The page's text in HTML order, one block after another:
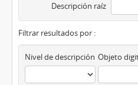
Descripción raíz
Filtrar resultados por :
Nivel de descripción